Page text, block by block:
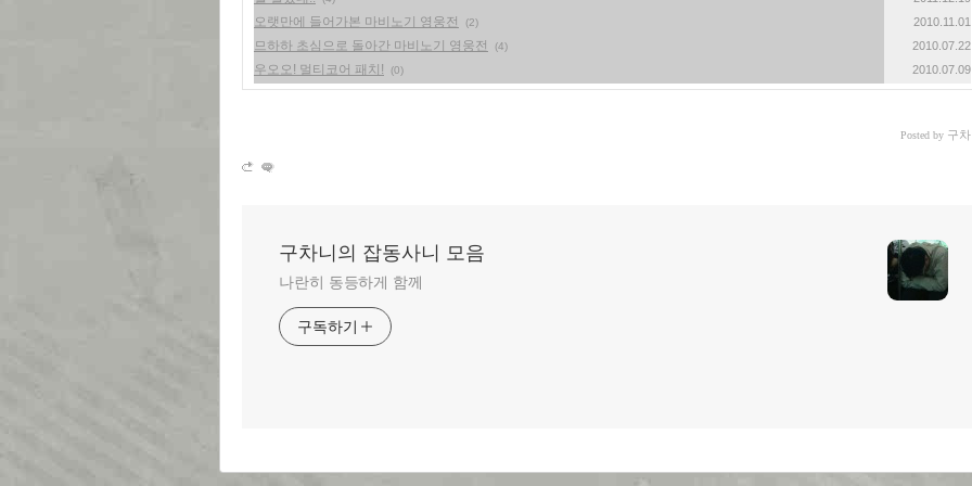
오랫만에 들어가본 마비노기 영웅전 (2) 2010.11.01
므하하 초심으로 돌아간 마비노기 영웅전 (4) 2010.07.22
우오오! 멀티코어 패치! (0) 2010.07.09
Posted by 구
구차니의 잡동사니 모음
나란히 동등하게 함께
구독하기